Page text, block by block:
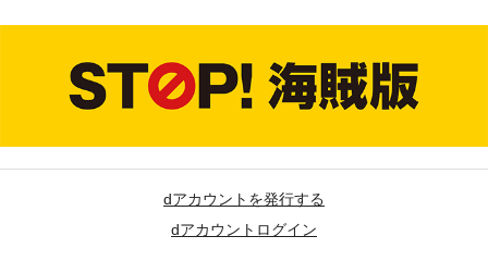
dアカウントを発行する
dアカウントログイン